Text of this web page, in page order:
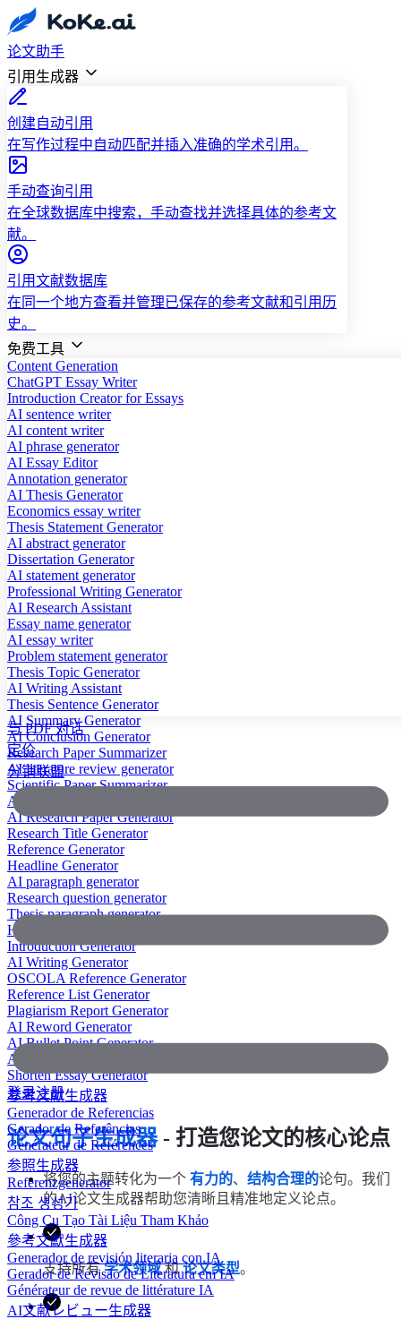
论文助手
引用生成器
创建自动引用
在写作过程中自动匹配并插入准确的学术引用。
手动查询引用
在全球数据库中搜索，手动查找并选择具体的参考文
献。
引用文献数据库
在同一个地方查看并管理已保存的参考文献和引用历
史。
免费工具
Content Generation
ChatGPT Essay Writer
Introduction Creator for Essays
AI sentence writer
AI content writer
AI phrase generator
AI Essay Editor
Annotation generator
AI Thesis Generator
Economics essay writer
Thesis Statement Generator
AI abstract generator
Dissertation Generator
AI statement generator
Professional Writing Generator
AI Research Assistant
Essay name generator
AI essay writer
Problem statement generator
Thesis Topic Generator
AI Writing Assistant
Thesis Sentence Generator
AI Summary Generator
AI Conclusion Generator
Research Paper Summarizer
AI literature review generator
Scientific Paper Summarizer
AI case study generator
AI Research Paper Generator
Research Title Generator
Reference Generator
Headline Generator
AI paragraph generator
Research question generator
Thesis paragraph generator
Hypothesis generator
Introduction Generator
AI Writing Generator
OSCOLA Reference Generator
Reference List Generator
Plagiarism Report Generator
AI Reword Generator
AI Bullet Point Generator
AI Legal Writing Generator
Shorten Essay Generator
参考文献生成器
Generador de Referencias
Gerador de Referências
Générateur de Références
参照生成器
Referenzgenerator
참조 생성기
Công Cụ Tạo Tài Liệu Tham Khảo
參考文獻生成器
Generador de revisión literaria con IA
Gerador de Revisão de Literatura em IA
Générateur de revue de littérature IA
AI文献レビュー生成器
与 PDF 对话
定价
分销联盟
登录注册
论文句子生成器- 打造您论文的核心论点
将您的主题转化为一个 有力的、 结构合理的论句。我们
的AI论文生成器帮助您清晰且精准地定义论点。
支持所有学术领域和论文类型。